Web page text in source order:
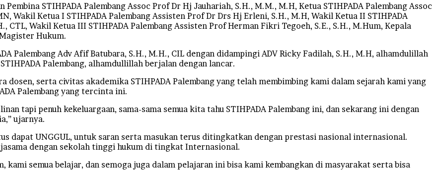
STIHPADA Palembang Assoc Prof Dr Hj Jauhariah, S.H., M.M., M.H, Ketua STIHPADA Palembang Assoc
Wakil Ketua I STIHPADA Palembang Assisten Prof Dr Drs Hj Erleni, S.H., M.H, Wakil Ketua II STIHPADA
CTL, Wakil Ketua III STIHPADA Palembang Assisten Prof Herman Fikri Tegoeh, S.E., S.H., M.Hum, Kepala
Hukum.
Palembang Adv Afif Batubara, S.H., M.H., CIL dengan didampingi ADV Ricky Fadilah, S.H., M.H, alhamdulillah
Palembang, alhamdullillah berjalan dengan lancar.
dosen, serta civitas akademika STIHPADA Palembang yang telah membimbing kami dalam sejarah kami yang
Palembang yang tercinta ini.
tapi penuh kekeluargaan, sama-sama semua kita tahu STIHPADA Palembang ini, dan sekarang ini dengan
ujarnya.
dapat UNGGUL, untuk saran serta masukan terus ditingkatkan dengan prestasi nasional internasional.
dengan sekolah tinggi hukum di tingkat Internasional.
kami semua belajar, dan semoga juga dalam pelajaran ini bisa kami kembangkan di masyarakat serta bisa